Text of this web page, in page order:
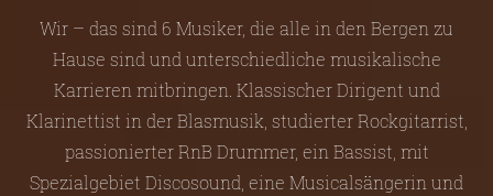
Wir – das sind 6 Musiker, die alle in den Bergen zu
Hause sind und unterschiedliche musikalische
Karrieren mitbringen. Klassischer Dirigent und
Klarinettist in der Blasmusik, studierter Rockgitarrist,
passionierter RnB Drummer, ein Bassist, mit
Spezialgebiet Discosound, eine Musicalsängerin und